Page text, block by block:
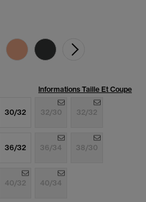
Informations Taille Et Coupe
30/32 32/30 32/32
36/32 36/34 38/30
40/32 40/34